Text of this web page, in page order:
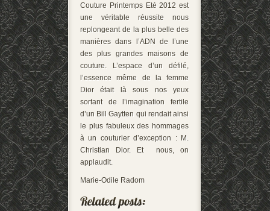
Couture Printemps Eté 2012 est
une véritable réussite nous
replongeant de la plus belle des
manières dans l’ADN de l’une
des plus grandes maisons de
couture. L’espace d’un défilé,
l’essence même de la femme
Dior était là sous nos yeux
sortant de l’imagination fertile
d’un Bill Gaytten qui rendait ainsi
le plus fabuleux des hommages
à un couturier d’exception : M.
Christian Dior. Et nous, on
applaudit.
Marie-Odile Radom